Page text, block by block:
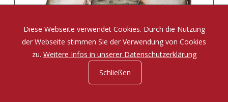
Eine Zauberposse von Michael Ende
Diese Webseite verwendet Cookies. Durch die Nutzung
der Webseite stimmen Sie der Verwendung von Cookies
zu. Weitere Infos in unserer Datenschutzerklärung
Schließen